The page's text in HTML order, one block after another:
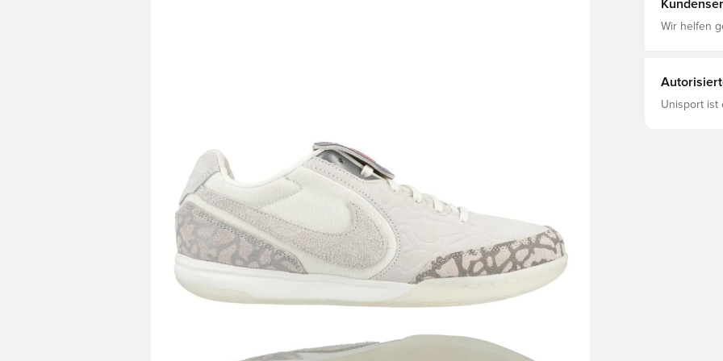
Wir helfen
Unisport ist